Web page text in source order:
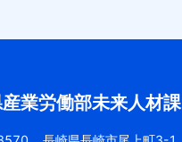
業労働部未来人材課